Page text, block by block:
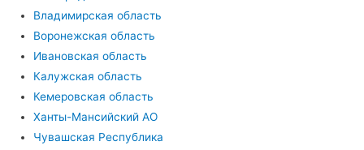
Владимирская область
Воронежская область
Ивановская область
Калужская область
Кемеровская область
Ханты-Мансийский АО
Чувашская Республика